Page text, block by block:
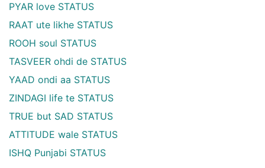
PYAR love STATUS
RAAT ute likhe STATUS
ROOH soul STATUS
TASVEER ohdi de STATUS
YAAD ondi aa STATUS
ZINDAGI life te STATUS
TRUE but SAD STATUS
ATTITUDE wale STATUS
ISHQ Punjabi STATUS